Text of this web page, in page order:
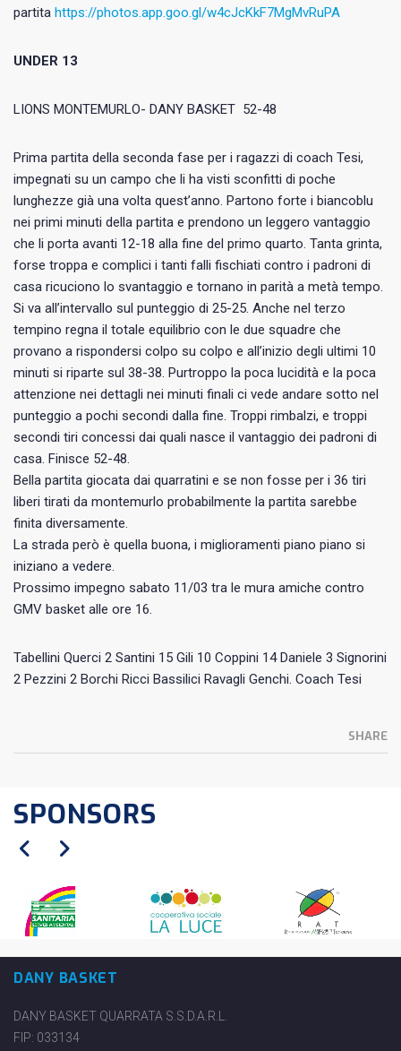
partita https://photos.app.goo.gl/w4cJcKkF7MgMvRuPA
UNDER 13
LIONS MONTEMURLO- DANY BASKET 52-48
Prima partita della seconda fase per i ragazzi di coach Tesi,
impegnati su un campo che li ha visti sconfitti di poche
lunghezze già una volta quest’anno. Partono forte i biancoblu
nei primi minuti della partita e prendono un leggero vantaggio
che li porta avanti 12-18 alla fine del primo quarto. Tanta grinta,
forse troppa e complici i tanti falli fischiati contro i padroni di
casa ricuciono lo svantaggio e tornano in parità a metà tempo.
Si va all’intervallo sul punteggio di 25-25. Anche nel terzo
tempino regna il totale equilibrio con le due squadre che
provano a rispondersi colpo su colpo e all’inizio degli ultimi 10
minuti si riparte sul 38-38. Purtroppo la poca lucidità e la poca
attenzione nei dettagli nei minuti finali ci vede andare sotto nel
punteggio a pochi secondi dalla fine. Troppi rimbalzi, e troppi
secondi tiri concessi dai quali nasce il vantaggio dei padroni di
casa. Finisce 52-48.
Bella partita giocata dai quarratini e se non fosse per i 36 tiri
liberi tirati da montemurlo probabilmente la partita sarebbe
finita diversamente.
La strada però è quella buona, i miglioramenti piano piano si
iniziano a vedere.
Prossimo impegno sabato 11/03 tra le mura amiche contro
GMV basket alle ore 16.
Tabellini Querci 2 Santini 15 Gili 10 Coppini 14 Daniele 3 Signorini
2 Pezzini 2 Borchi Ricci Bassilici Ravagli Genchi. Coach Tesi
SHARE
SPONSORS
DANY BASKET
DANY BASKET QUARRATA S.S.D.A.R.L.
FIP: 033134